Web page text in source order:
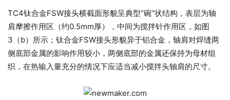
TC4钛合金FSW接头横截面形貌呈典型“碗”状结构，表层为轴
肩摩擦作用区（约0.5mm厚），中间为搅拌针作用区，如图
3（b）所示；钛合金FSW接头形貌异于铝合金，轴肩对焊缝两
侧底部金属的影响作用较小，两侧底部的金属还保持为母材组
织，在热输入量充分的情况下应适当减小搅拌头轴肩的尺寸。